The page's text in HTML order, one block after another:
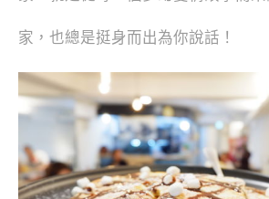
家，也總是挺身而出為你說話！